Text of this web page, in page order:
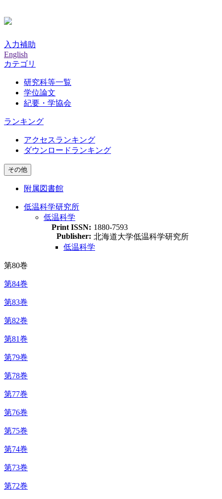
入力補助
English
カテゴリ
研究科等一覧
学位論文
紀要・学協会
ランキング
アクセスランキング
ダウンロードランキング
その他
附属図書館
低温科学研究所
低温科学
Print ISSN: 1880-7593
Publisher: 北海道大学低温科学研究所
低温科学
第80巻
第84巻
第83巻
第82巻
第81巻
第79巻
第78巻
第77巻
第76巻
第75巻
第74巻
第73巻
第72巻